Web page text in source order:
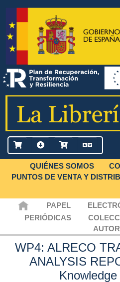
QUIÉNES SOMOS
PUNTOS DE VENTA Y
PAPEL
PERIÓDICAS
WP4: ALRECO
ANALYSIS